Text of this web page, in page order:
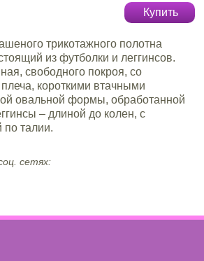
Купить
трикотажного полотна
из футболки и леггинсов.
свободного покроя, со
короткими втачными
овальной формы, обработанной
– длиной до колен, с
по талии.
сетях: